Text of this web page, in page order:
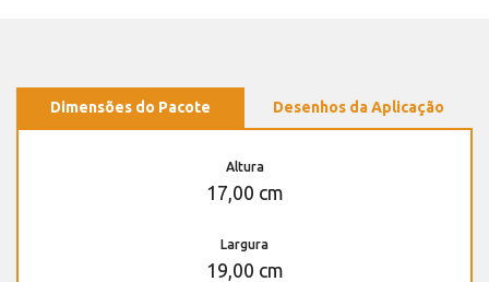
Dimensões do Pacote Desenhos da Aplicação
Altura
17,00 cm
Largura
19,00 cm